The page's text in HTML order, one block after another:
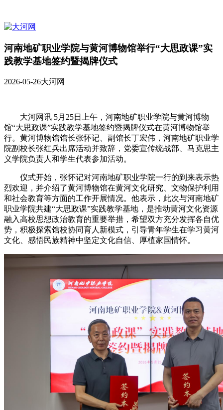
河南地矿职业学院与黄河博物馆举行“大思政课”实
践教学基地签约暨揭牌仪式
2026-05-26大河网
大河网讯 5月25日上午，河南地矿职业学院与黄河博物
馆“大思政课”实践教学基地签约暨揭牌仪式在黄河博物馆举
行。黄河博物馆馆长张怀记、副馆长丁宏伟，河南地矿职业学
院副校长张红兵出席活动并致辞，党委宣传统战部、马克思主
义学院负责人和学生代表参加活动。
仪式开始，张怀记对河南地矿职业学院一行的到来表示热
烈欢迎，并介绍了黄河博物馆在黄河文化研究、文物保护利用
和社会教育等方面的工作开展情况。他表示，此次与河南地矿
职业学院共建“大思政课”实践教学基地，是推动黄河文化资源
融入高校思想政治教育的重要举措，希望双方充分发挥各自优
势，积极探索馆校协同育人新模式，引导青年学生在学习黄河
文化、感悟民族精神中坚定文化自信、厚植家国情怀。